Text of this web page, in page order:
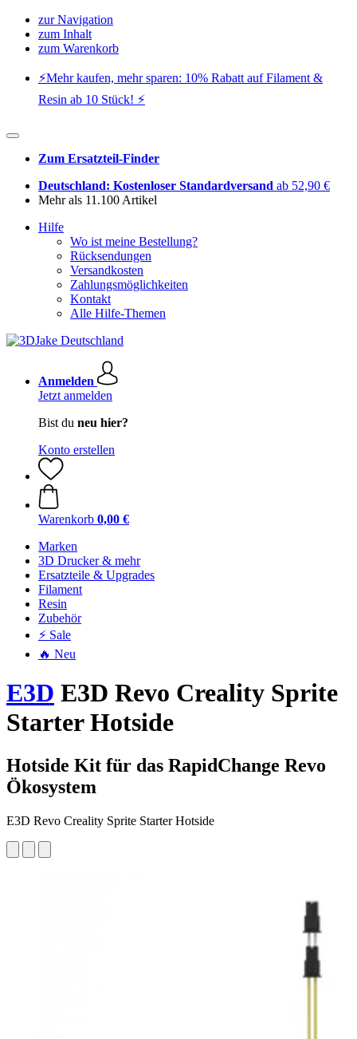
zur Navigation
zum Inhalt
zum Warenkorb
⚡️Mehr kaufen, mehr sparen: 10% Rabatt auf Filament &
Resin ab 10 Stück! ⚡️
Zum Ersatzteil-Finder
Deutschland: Kostenloser Standardversand ab 52,90 €
Mehr als 11.100 Artikel
Hilfe
Wo ist meine Bestellung?
Rücksendungen
Versandkosten
Zahlungsmöglichkeiten
Kontakt
Alle Hilfe-Themen
Anmelden
Jetzt anmelden
Bist du neu hier?
Konto erstellen
Warenkorb 0,00 €
Marken
3D Drucker & mehr
Ersatzteile & Upgrades
Filament
Resin
Zubehör
⚡ Sale
🔥 Neu
E3D E3D Revo Creality Sprite
Starter Hotside
Hotside Kit für das RapidChange Revo
Ökosystem
E3D Revo Creality Sprite Starter Hotside